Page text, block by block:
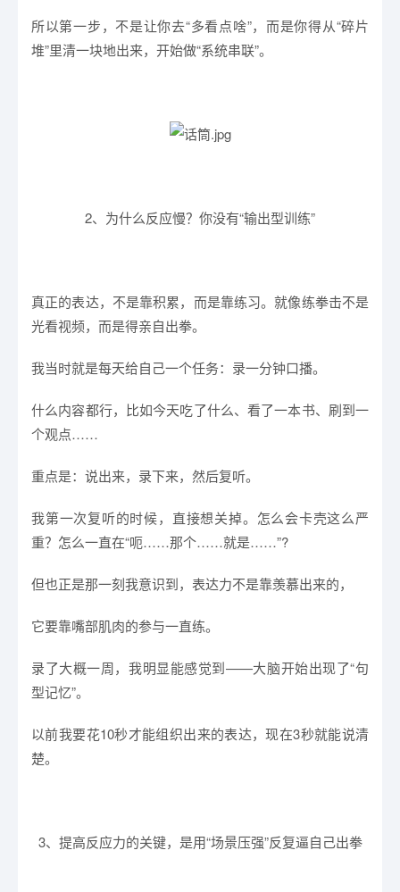
所以第一步，不是让你去“多看点啥”，而是你得从“碎片
堆”里清一块地出来，开始做“系统串联”。
2、为什么反应慢？你没有“输出型训练”
真正的表达，不是靠积累，而是靠练习。就像练拳击不是
光看视频，而是得亲自出拳。
我当时就是每天给自己一个任务：录一分钟口播。
什么内容都行，比如今天吃了什么、看了一本书、刷到一
个观点……
重点是：说出来，录下来，然后复听。
我第一次复听的时候，直接想关掉。怎么会卡壳这么严
重？怎么一直在“呃……那个……就是……”?
但也正是那一刻我意识到，表达力不是靠羡慕出来的，
它要靠嘴部肌肉的参与一直练。
录了大概一周，我明显能感觉到——大脑开始出现了“句
型记忆”。
以前我要花10秒才能组织出来的表达，现在3秒就能说清
楚。
3、提高反应力的关键，是用“场景压强”反复逼自己出拳